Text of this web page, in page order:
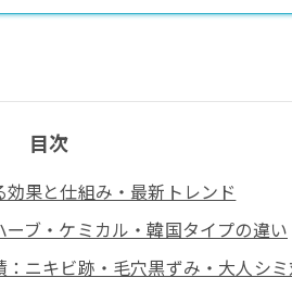
目次
果と仕組み・最新トレンド
ブ・ケミカル・韓国タイプの違い
ニキビ跡・毛穴黒ずみ・大人シ